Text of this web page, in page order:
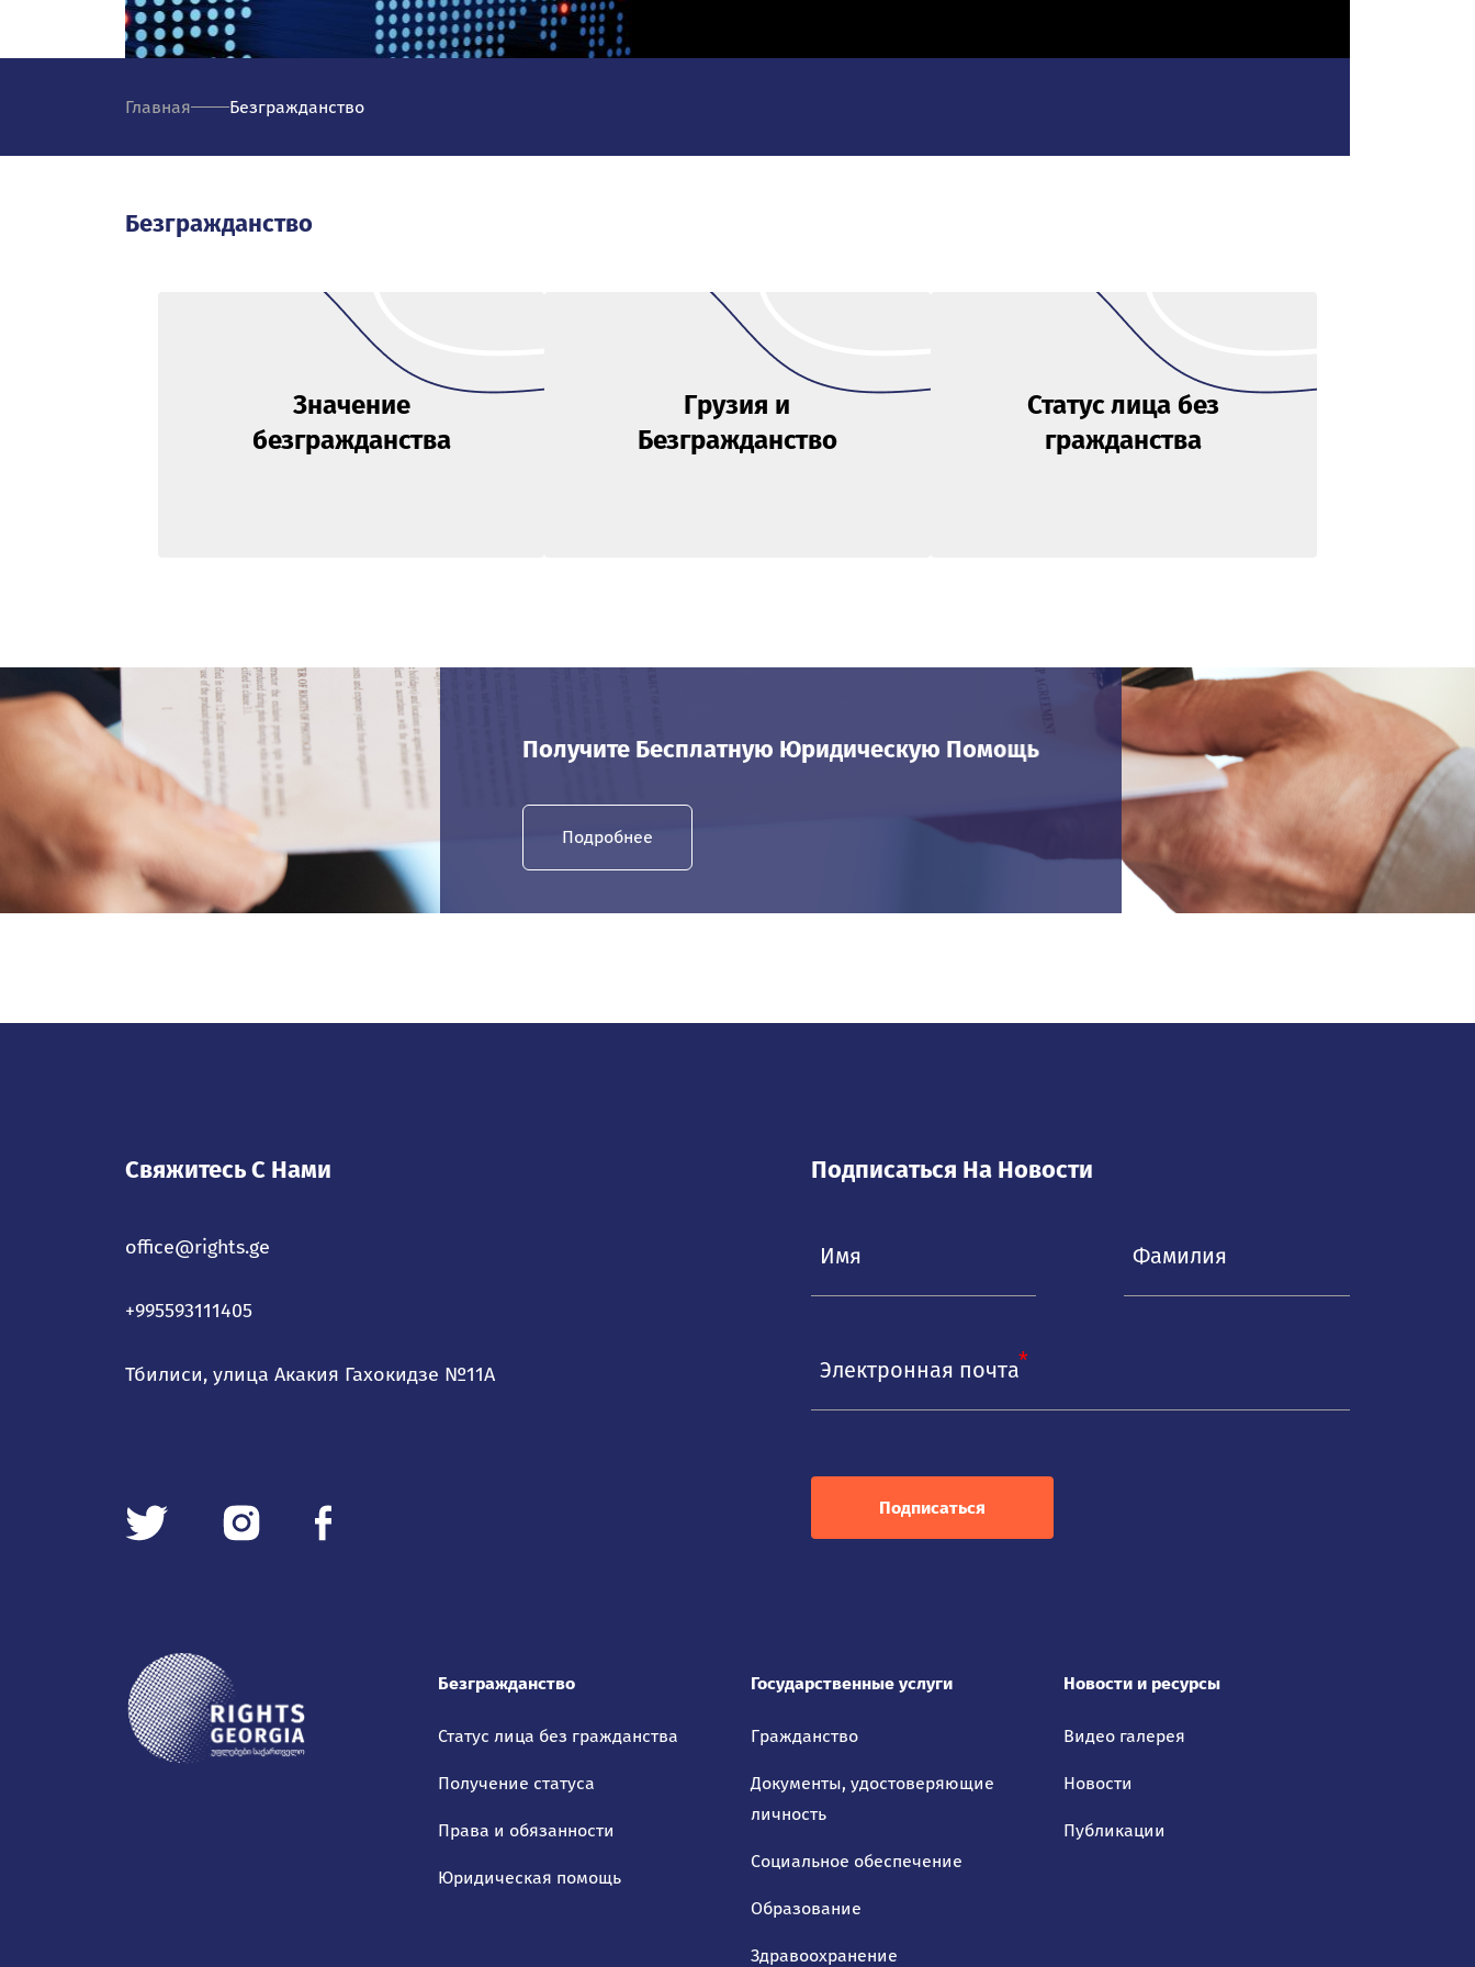
Главная Безгражданство
Безгражданство
Значение
безгражданства
Грузия и
Безгражданство
Статус лица без
гражданства
Получите Бесплатную Юридическую Помощь
Подробнее
Свяжитесь С Нами
office@rights.ge
+995593111405
Тбилиси, улица Акакия Гахокидзе №11А
Подписаться На Новости
Электронная почта
Подписаться
Безгражданство
Статус лица без гражданства
Получение статуса
Права и обязанности
Юридическая помощь
Государственные услуги
Гражданство
Документы, удостоверяющие
личность
Социальное обеспечение
Образование
Здравоохранение
Новости и ресурсы
Видео галерея
Новости
Публикации